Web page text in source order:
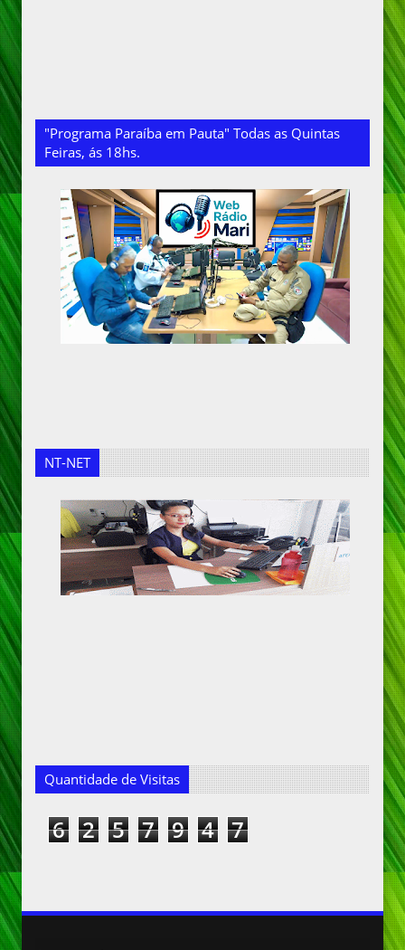
"Programa Paraíba em Pauta" Todas as Quintas
Feiras, ás 18hs.
NT-NET
Quantidade de Visitas
6 2 5 7 9 4 7